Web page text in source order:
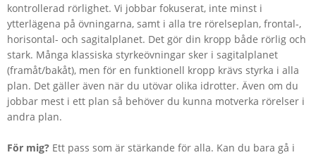
kontrollerad rörlighet. Vi jobbar fokuserat, inte minst i
ytterlägena på övningarna, samt i alla tre rörelseplan, frontal-,
horisontal- och sagitalplanet. Det gör din kropp både rörlig och
stark. Många klassiska styrkeövningar sker i sagitalplanet
(framåt/bakåt), men för en funktionell kropp krävs styrka i alla
plan. Det gäller även när du utövar olika idrotter. Även om du
jobbar mest i ett plan så behöver du kunna motverka rörelser i
andra plan.
För mig? Ett pass som är stärkande för alla. Kan du bara gå i